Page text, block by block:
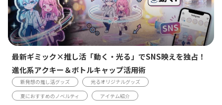
最新ギミック×推し活「動く・光る」でSNS映えを独占！
進化系アクキー＆ボトルキャップ活用術
新発想の推し活グッズ
光るオリジナルグッズ
夏におすすめのノベルティ
アイテム紹介